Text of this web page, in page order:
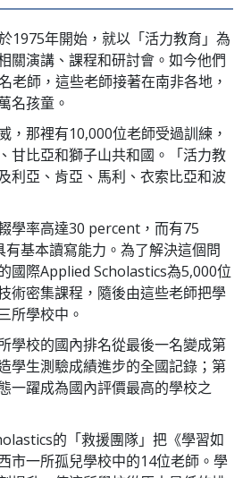
1975年開始，就以「活力教育」為
關演講、課程和研討會。如今他們
老師，這些老師接著在南非各地，
名孩童。
，那裡有10,000位老師受過訓練，
甘比亞和獅子山共和國。「活力教
利亞、肯亞、馬利、衣索比亞和波
學率高達30 percent ，而有75
有基本讀寫能力。為了解決這個問
國際Applied Scholastics為5,000位
術密集課程，隨後由這些老師把學
所學校中。
學校的國內排名從最後一名變成第
學生測驗成績進步的全國記錄；第
一躍成為國內評價最高的學校之
的「救援團隊」把《學習如
市一所孤兒學校中的14位老師。學